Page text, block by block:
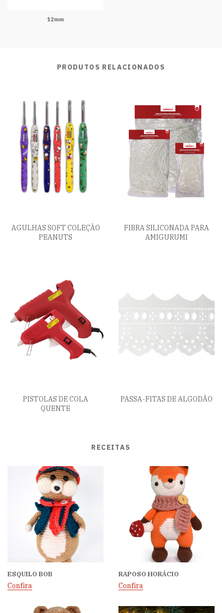
12mm
PRODUTOS RELACIONADOS
AGULHAS SOFT COLEÇÃO
PEANUTS
FIBRA SILICONADA PARA
AMIGURUMI
PISTOLAS DE COLA
QUENTE
PASSA-FITAS DE ALGODÃO
RECEITAS
ESQUILO BOB
Confira
RAPOSO HORÁCIO
Confira